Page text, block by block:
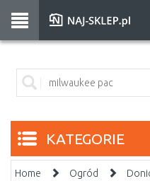
KATEGORIE
Home Ogród